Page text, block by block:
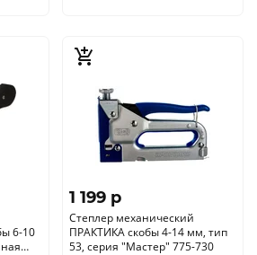
1 199 p
Степлер механический
ПРАКТИКА скобы 4-14 мм, тип
53, серия "Мастер" 775-730